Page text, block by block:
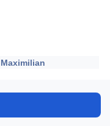
Maximilian